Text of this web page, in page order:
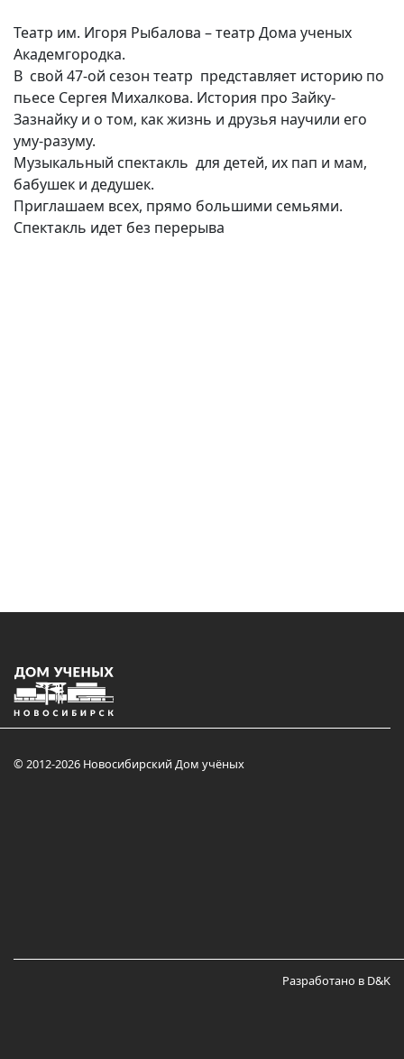
Театр им. Игоря Рыбалова – театр Дома ученых
Академгородка.
В свой 47-ой сезон театр представляет историю по
пьесе Сергея Михалкова. История про Зайку-
Зазнайку и о том, как жизнь и друзья научили его
уму-разуму.
Музыкальный спектакль для детей, их пап и мам,
бабушек и дедушек.
Приглашаем всех, прямо большими семьями.
Спектакль идет без перерыва
© 2012-2026 Новосибирский Дом учёных
Разработано в D&K